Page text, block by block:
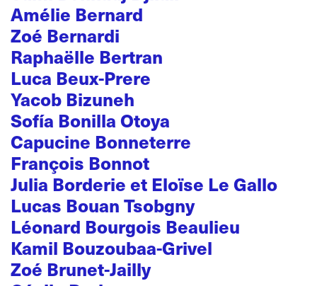
Amélie Bernard
Zoé Bernardi
Raphaëlle Bertran
Luca Beux-Prere
Yacob Bizuneh
Sofía Bonilla Otoya
Capucine Bonneterre
François Bonnot
Julia Borderie et Eloïse Le Gallo
Lucas Bouan Tsobgny
Léonard Bourgois Beaulieu
Kamil Bouzoubaa-Grivel
Zoé Brunet-Jailly